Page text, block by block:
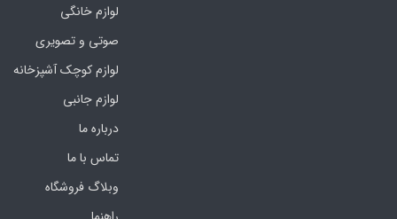
لوازم خانگی
صوتی و تصویری
لوازم کوچک آشپزخانه
لوازم جانبی
درباره ما
تماس با ما
وبلاگ فروشگاه